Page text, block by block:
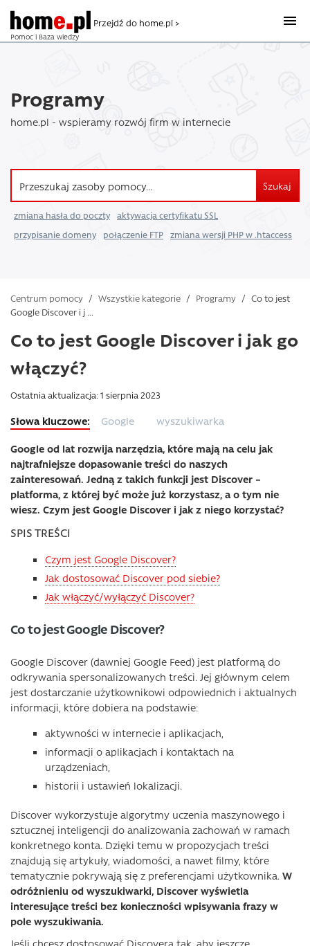
Pomoc i Baza wiedzy
Przejdź do home.pl >
Programy
home.pl - wspieramy rozwój firm w internecie
Szukaj
zmiana hasła do poczty
aktywacja certyfikatu SSL
przypisanie domeny
połączenie FTP zmiana wersji PHP w .htaccess
Centrum pomocy / Wszystkie kategorie / Programy / Co to jest
Google Discover i j ...
Co to jest Google Discover i jak go
włączyć?
Ostatnia aktualizacja: 1 sierpnia 2023
Google
wyszukiwarka
Google od lat rozwija narzędzia, które mają na celu jak
najtrafniejsze dopasowanie treści do naszych
zainteresowań. Jedną z takich funkcji jest Discover –
platforma, z której być może już korzystasz, a o tym nie
wiesz. Czym jest Google Discover i jak z niego korzystać?
SPIS TREŚCI
Czym jest Google Discover?
Jak dostosować Discover pod siebie?
Jak włączyć/wyłączyć Discover?
Co to jest Google Discover?
Google Discover (dawniej Google Feed) jest platformą do
odkrywania spersonalizowanych treści. Jej głównym celem
jest dostarczanie użytkownikowi odpowiednich i aktualnych
informacji, które dobiera na podstawie:
aktywności w internecie i aplikacjach,
informacji o aplikacjach i kontaktach na
urządzeniach,
historii i ustawień lokalizacji.
Discover wykorzystuje algorytmy uczenia maszynowego i
sztucznej inteligencji do analizowania zachowań w ramach
konkretnego konta. Dzięki temu w propozycjach treści
znajdują się artykuły, wiadomości, a nawet filmy, które
tematycznie pokrywają się z preferencjami użytkownika. W
odróżnieniu od wyszukiwarki, Discover wyświetla
interesujące treści bez konieczności wpisywania frazy w
pole wyszukiwania.
Jeśli chcesz dostosować Discovera tak, aby jeszcze